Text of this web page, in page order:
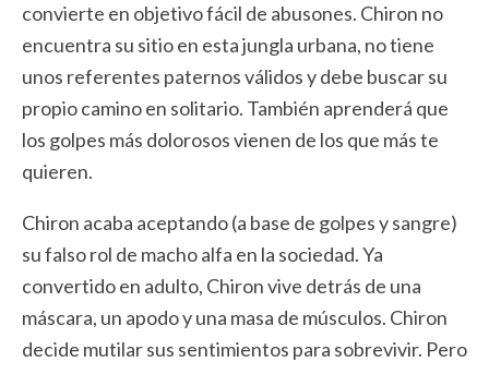
convierte en objetivo fácil de abusones. Chiron no
encuentra su sitio en esta jungla urbana, no tiene
unos referentes paternos válidos y debe buscar su
propio camino en solitario. También aprenderá que
los golpes más dolorosos vienen de los que más te
quieren.
Chiron acaba aceptando (a base de golpes y sangre)
su falso rol de macho alfa en la sociedad. Ya
convertido en adulto, Chiron vive detrás de una
máscara, un apodo y una masa de músculos. Chiron
decide mutilar sus sentimientos para sobrevivir. Pero